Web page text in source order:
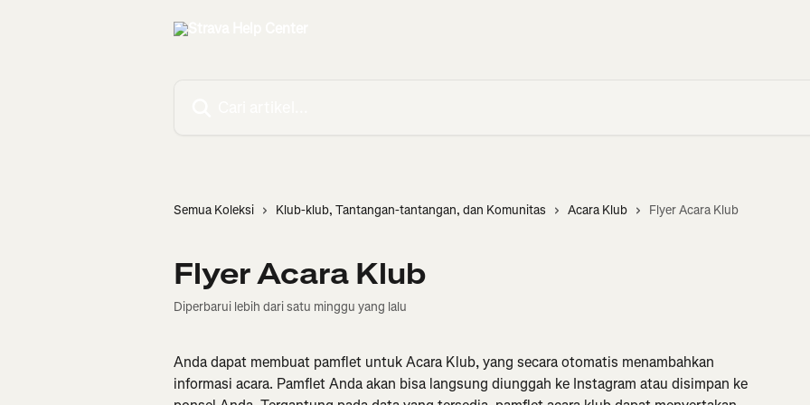
Semua Koleksi Klub-klub, Tantangan-tantangan, dan Komunitas Acara Klub Flyer Acara Klub
Flyer Acara Klub
Diperbarui lebih dari satu minggu yang lalu
Anda dapat membuat pamflet untuk Acara Klub, yang secara otomatis menambahkan
informasi acara. Pamflet Anda akan bisa langsung diunggah ke Instagram atau disimpan ke